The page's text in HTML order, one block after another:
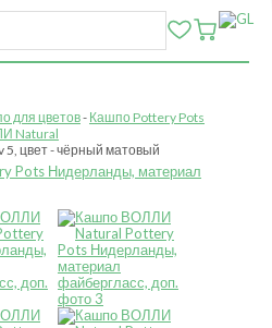
для цветов
Кашпо Pottery Pots
Natural
цвет - чёрный матовый